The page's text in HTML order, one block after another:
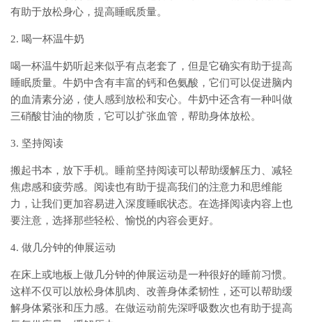
有助于放松身心，提高睡眠质量。
2. 喝一杯温牛奶
喝一杯温牛奶听起来似乎有点老套了，但是它确实有助于提高
睡眠质量。牛奶中含有丰富的钙和色氨酸，它们可以促进脑内
的血清素分泌，使人感到放松和安心。牛奶中还含有一种叫做
三硝酸甘油的物质，它可以扩张血管，帮助身体放松。
3. 坚持阅读
搬起书本，放下手机。睡前坚持阅读可以帮助缓解压力、减轻
焦虑感和疲劳感。阅读也有助于提高我们的注意力和思维能
力，让我们更加容易进入深度睡眠状态。在选择阅读内容上也
要注意，选择那些轻松、愉悦的内容会更好。
4. 做几分钟的伸展运动
在床上或地板上做几分钟的伸展运动是一种很好的睡前习惯。
这样不仅可以放松身体肌肉、改善身体柔韧性，还可以帮助缓
解身体紧张和压力感。在做运动前先深呼吸数次也有助于提高